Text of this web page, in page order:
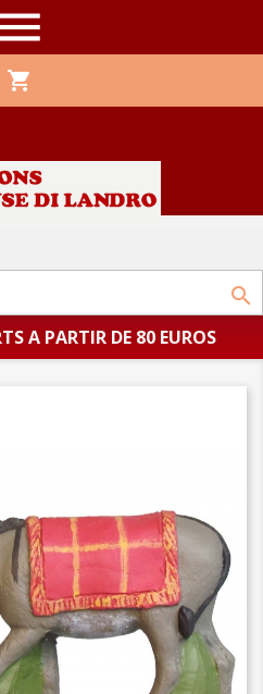

shopping_cart

A PARTIR DE 80 EUROS